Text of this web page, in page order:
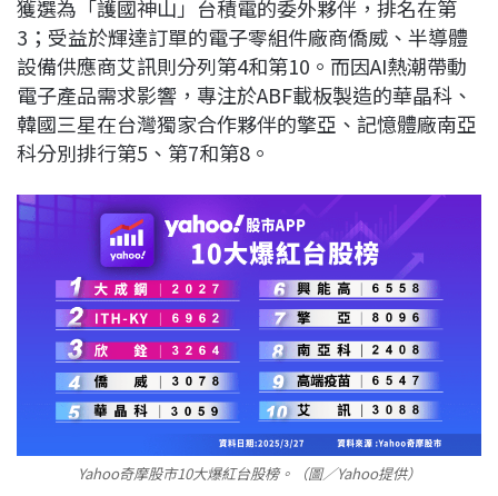
獲選為「護國神山」台積電的委外夥伴，排名在第
3；受益於輝達訂單的電子零組件廠商僑威、半導體
設備供應商艾訊則分列第4和第10。而因AI熱潮帶動
電子產品需求影響，專注於ABF載板製造的華晶科、
韓國三星在台灣獨家合作夥伴的擎亞、記憶體廠南亞
科分別排行第5、第7和第8。
Yahoo奇摩股市10大爆紅台股榜。（圖／Yahoo提供）